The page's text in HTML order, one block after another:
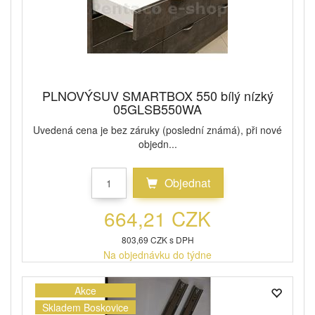
PLNOVÝSUV SMARTBOX 550 bílý nízký
05GLSB550WA
Uvedená cena je bez záruky (poslední známá), při nové
objedn...
Objednat
664,21 CZK
803,69 CZK s DPH
Na objednávku do týdne
Akce
Skladem Boskovice